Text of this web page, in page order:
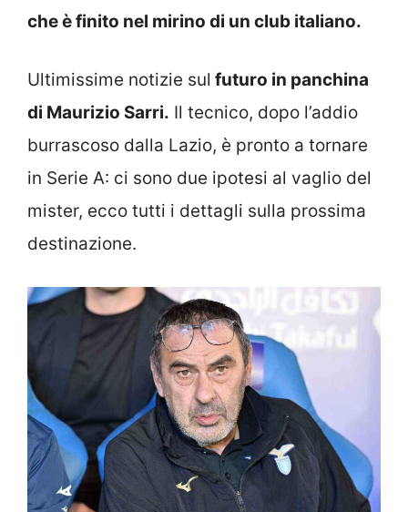
che è finito nel mirino di un club italiano.
Ultimissime notizie sul futuro in panchina
di Maurizio Sarri. Il tecnico, dopo l’addio
burrascoso dalla Lazio, è pronto a tornare
in Serie A: ci sono due ipotesi al vaglio del
mister, ecco tutti i dettagli sulla prossima
destinazione.